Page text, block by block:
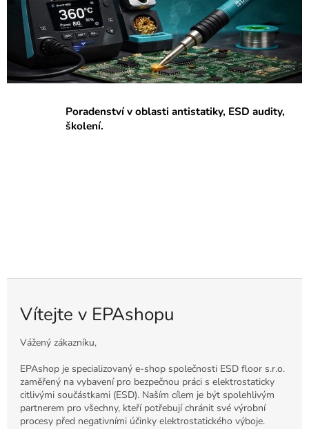
c
o
Poradenství v oblasti antistatiky, ESD audity,
školení.
Vítejte v EPAshopu
Vážený zákazníku,
EPAshop je specializovaný e-shop společnosti ESD floor s.r.o.
zaměřený na vybavení pro bezpečnou práci s elektrostaticky
citlivými součástkami (ESD). Naším cílem je být spolehlivým
partnerem pro všechny, kteří potřebují chránit své výrobní
procesy před negativními účinky elektrostatického výboje.